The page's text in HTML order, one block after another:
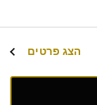
הצג פרטים